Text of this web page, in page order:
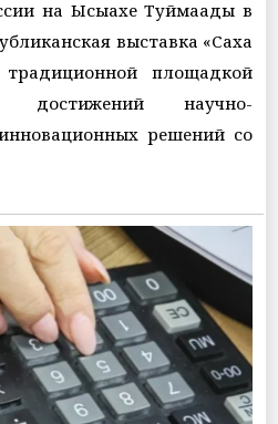
на Ысыахе Туймаады в
выставка «Саха
площадкой
достижений научно-
решений со